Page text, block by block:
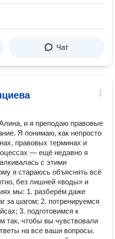
Чат
и я преподаю правовые
Я понимаю, как непросто
правовых терминах и
— ещё недавно я
с этими
я стараюсь объяснять всё
без лишней «воды» и
мы: 1. разберём даже
за шагом; 2. потренируемся
3. подготовимся к
так, чтобы вы чувствовали
на все ваши вопросы.